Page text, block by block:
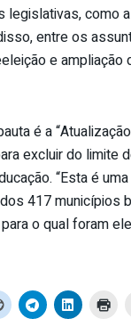
legislativas, como
entre os
e
é a
excluir do
“Esta é
417
o qual foram